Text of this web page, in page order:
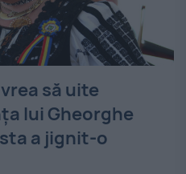
să uite
lui Gheorghe
a jignit-o